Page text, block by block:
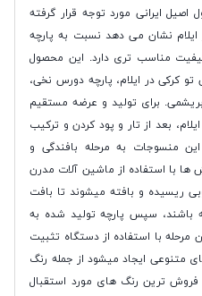
ایرانی مورد توجه قرار گرفته
نشان می دهد نسبت به پارچه
مناسب تری دارد. این محصول
تو کرکی در ایلام، پارچه دورس نخی،
برای تولید و عرضه مستقیم
بعد از تار و پود کردن و ترکیب
منسوجات به مرحله بافندگی و
با استفاده از ماشین آلات مدرن
ریسیده و بافته میشوند تا بافت
سپس پارچه تولید شده به
با استفاده از دستگاه تثبیت
متنوعی ایجاد میشود از جمله رنگ
ترین رنگ های مورد استقبال